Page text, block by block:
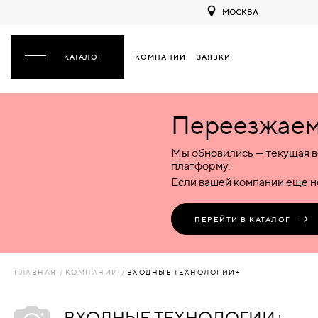
МОСКВА
КОМПАНИИ ЗАЯВКИ
НАЗАД
ПЛАСТИКОВЫЕ
КОМБИНИРОВАННЫЕ
Межкомнатные
Деревянные
Пластиковые
Комбинированные
Входные
Металлические
Пластиковые
Стеклянные
Комбинированные
Специализированные
Металлические
Пластиковые
Стеклянные
Комбинированные
Мы обновились — текущая
платформу.
Если вашей компании еще
ПЕРЕЙТИ В КАТАЛОГ
ГЛАВНАЯ КОМПАНИИ ВХОДНЫЕ ТЕХНОЛОГИИ+